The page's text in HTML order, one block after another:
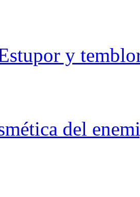
y
del